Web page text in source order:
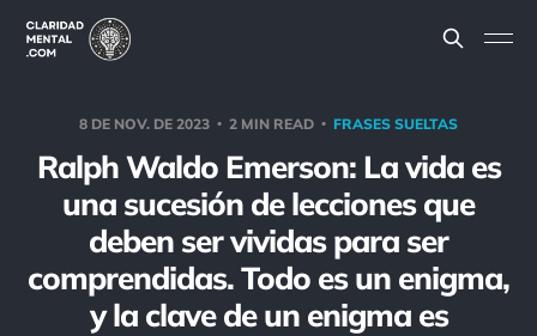
8 DE NOV. DE 2023 2 MIN READ FRASES SUELTAS
Ralph Waldo Emerson: La vida es
una sucesión de lecciones que
deben ser vividas para ser
comprendidas. Todo es un enigma,
y la clave de un enigma es